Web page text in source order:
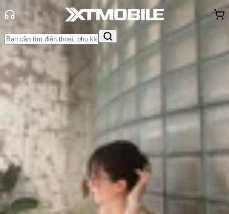
Trang chủ
Tin tức
Tin Mới
Tin Mới
Đánh Giá - Trên Tay
Khuyến
Thủ thuật Thông báoKhách
hàng - Sự kiện
OPPO Reno 13A ra mắt: Màn hình
AMOLED 120Hz, chip Snapdragon 6
Gen 1 và pin 5.800 mAh
Triệu Vy